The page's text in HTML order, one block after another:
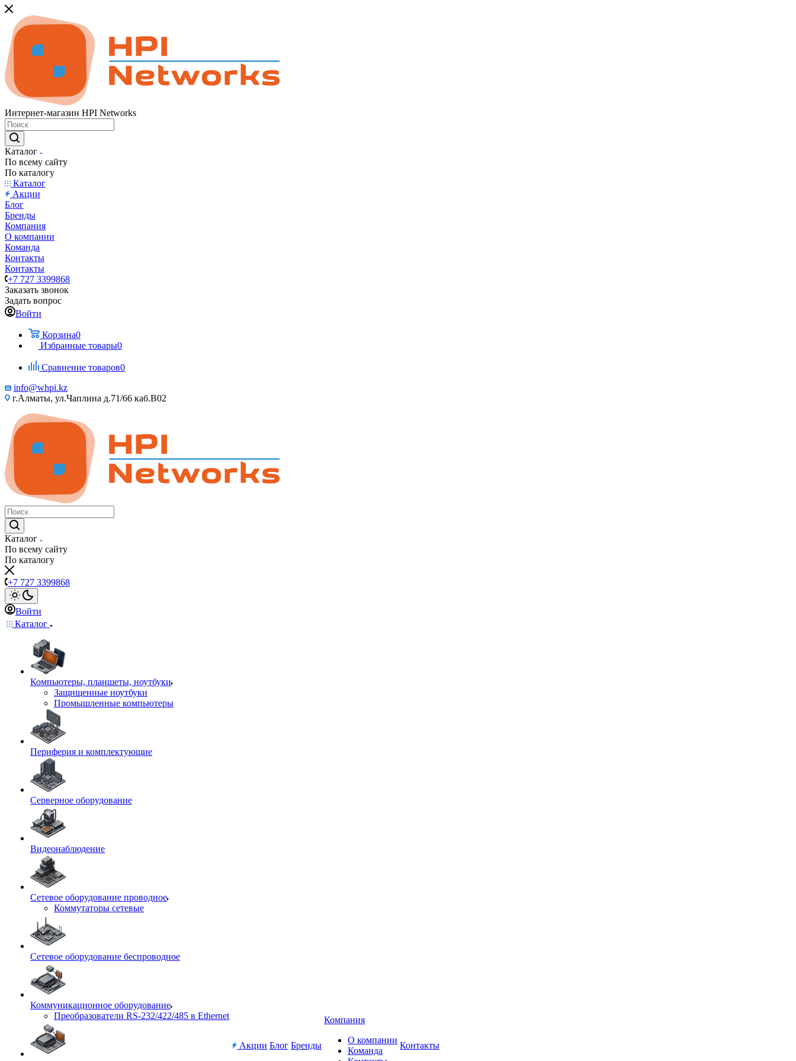
Интернет-магазин HPI Networks
Каталог
По всему сайту
По каталогу
Каталог
Акции
Блог
Бренды
Компания
О компании
Команда
Контакты
Контакты
+7 727 3399868
Заказать звонок
Задать вопрос
Войти
Корзина0
Избранные товары0
Сравнение товаров0
info@whpi.kz
г.Алматы, ул.Чаплина д.71/66 каб.B02
Каталог
По всему сайту
По каталогу
+7 727 3399868
Войти
Каталог
Компьютеры, планшеты, ноутбуки
Защищенные ноутбуки
Промышленные компьютеры
Периферия и комплектующие
Серверное оборудование
Видеонаблюдение
Сетевое оборудование проводное
Коммутаторы сетевые
Сетевое оборудование беспроводное
Коммуникационное оборудование
Преобразователи RS-232/422/485 в Ethernet
Акции Блог Бренды
Компания
О компании
Команда
Контакты